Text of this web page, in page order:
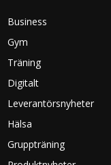
Business
Gym
Träning
Digitalt
Leverantörsnyheter
Hälsa
Gruppträning